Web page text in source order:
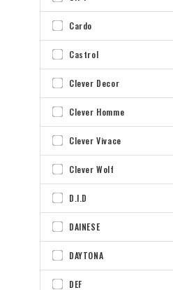
Cardo
Castrol
Clever Decor
Clever Homme
Clever Vivace
Clever Wolf
D.I.D
DAINESE
DAYTONA
DEF